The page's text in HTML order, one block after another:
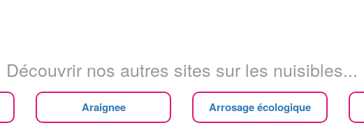
Découvrir nos autres sites sur les nuisibles...
Araignee Arrosage écologique